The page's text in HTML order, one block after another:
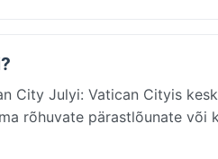
City Julyi: Vatican Cityis
rõhuvate pärastlõunate